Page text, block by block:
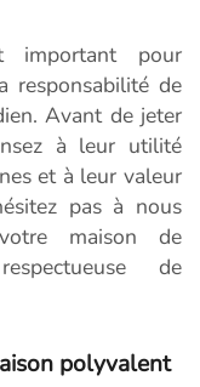
important pour
responsabilité de
Avant de jeter
à leur utilité
et à leur valeur
pas à nous
maison de
de
polyvalent